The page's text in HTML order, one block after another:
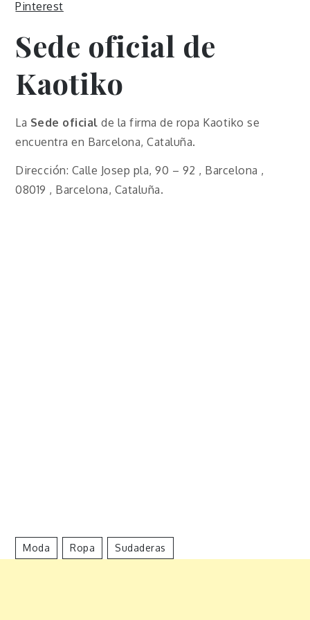
Pinterest
Sede oficial de
Kaotiko
La Sede oficial de la firma de ropa Kaotiko se
encuentra en Barcelona, Cataluña.
Dirección: Calle Josep pla, 90 – 92 , Barcelona ,
08019 , Barcelona, Cataluña.
Moda Ropa Sudaderas